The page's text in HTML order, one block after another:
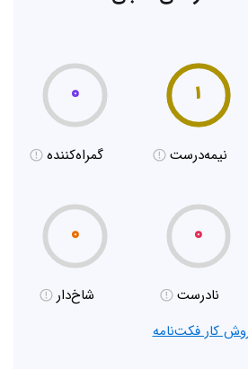
۱
نیمه‌درست
۰
گمراه‌کننده
۰
نادرست
۰
شاخ‌دار
کار فکت‌نامه